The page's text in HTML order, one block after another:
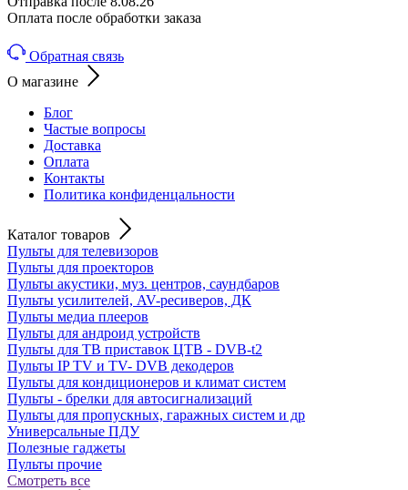
Оплата после обработки заказа
Обратная связь
О магазине
Блог
Частые вопросы
Доставка
Оплата
Контакты
Политика конфиденцальности
Каталог товаров
Пульты для телевизоров
Пульты для проекторов
Пульты акустики, муз. центров, саундбаров
Пульты усилителей, AV-ресиверов, ДК
Пульты медиа плееров
Пульты для андроид устройств
Пульты для ТВ приставок ЦТВ - DVB-t2
Пульты IP TV и TV- DVB декодеров
Пульты для кондиционеров и климат систем
Пульты - брелки для автосигнализаций
Пульты для пропускных, гаражных систем и др
Универсальные ПДУ
Полезные гаджеты
Пульты прочие
Смотреть все